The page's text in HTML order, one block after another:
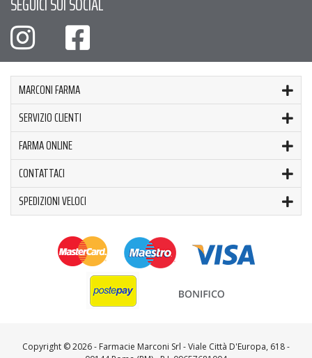
MARCONI FARMA
SERVIZIO CLIENTI
FARMA ONLINE
CONTATTACI
SPEDIZIONI VELOCI
Copyright ©2026 - Farmacie Marconi Srl - Viale Città D'Europa, 618 -